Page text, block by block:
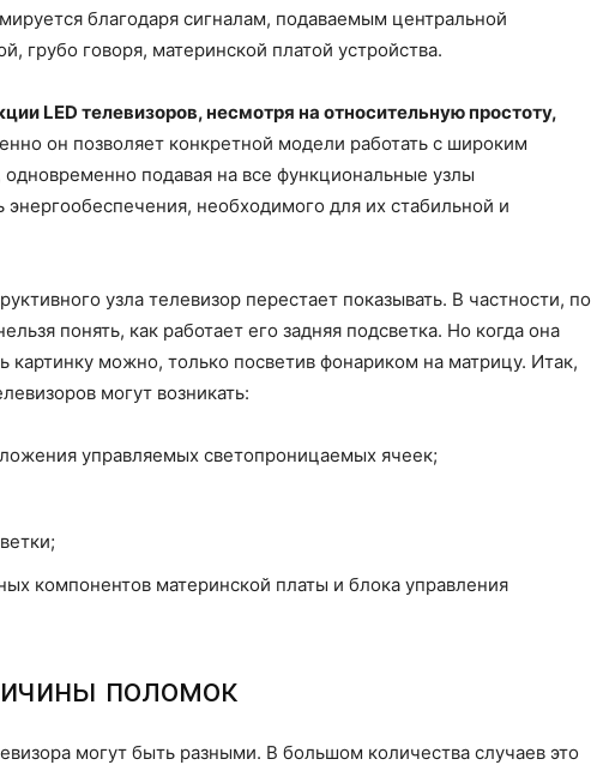
благодаря сигналам, подаваемым центральной
грубо говоря, материнской платой устройства.
LED телевизоров, несмотря на относительную простоту,
он позволяет конкретной модели работать с широким
подавая на все функциональные узлы
необходимого для их стабильной и
узла телевизор перестает показывать. В частности, по
понять, как работает его задняя подсветка. Но когда она
картинку можно, только посветив фонариком на матрицу. Итак,
могут возникать:
управляемых светопроницаемых ячеек;
компонентов материнской платы и блока управления
поломок
могут быть разными. В большом количества случаев это